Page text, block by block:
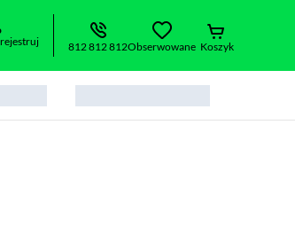
812 812 812Obserwowane Koszyk